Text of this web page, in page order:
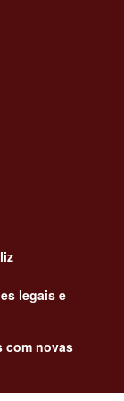
legais e
com novas